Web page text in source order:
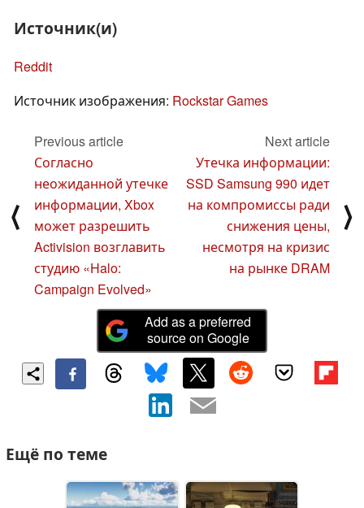
Источник(и)
Reddit
Источник изображения: Rockstar Games
⟨
Previous article
Согласно
неожиданной утечке
информации, Xbox
может разрешить
Activision возглавить
студию «Halo:
Campaign Evolved»
Next article
Утечка информации:
SSD Samsung 990 идет
на компромиссы ради
снижения цены,
несмотря на кризис
на рынке DRAM
⟩
Add as a preferred
source on Google
Ещё по теме